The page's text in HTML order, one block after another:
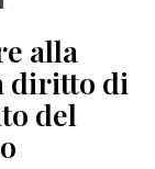
alla
diritto di
del